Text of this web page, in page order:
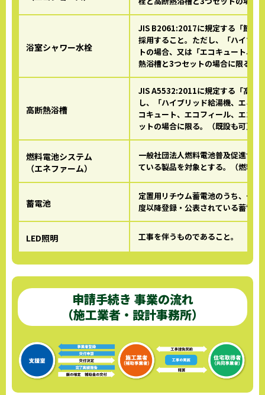
浴室シャワー水栓
JIS B2061:2017に規定する「節湯
採用すること。ただし、「ハイブ
トの場合、又は「エコキュート、
熱浴槽と3つセットの場合に限る。
高断熱浴槽
JIS A5532:2011に規定する「高断
し、「ハイブリッド給湯機、エネ
コキュート、エコフィール、エコ
ットの場合に限る。（既設も可）
燃料電池システム
（エネファーム）
一般社団法人燃料電池普及促進協
ている製品を対象とする。（燃料
蓄電池
定置用リチウム蓄電池のうち、一
度以降登録・公表されている蓄電シ
LED照明 工事を伴うものであること。
申請手続き 事業の流れ
（施工業者・設計事務所）